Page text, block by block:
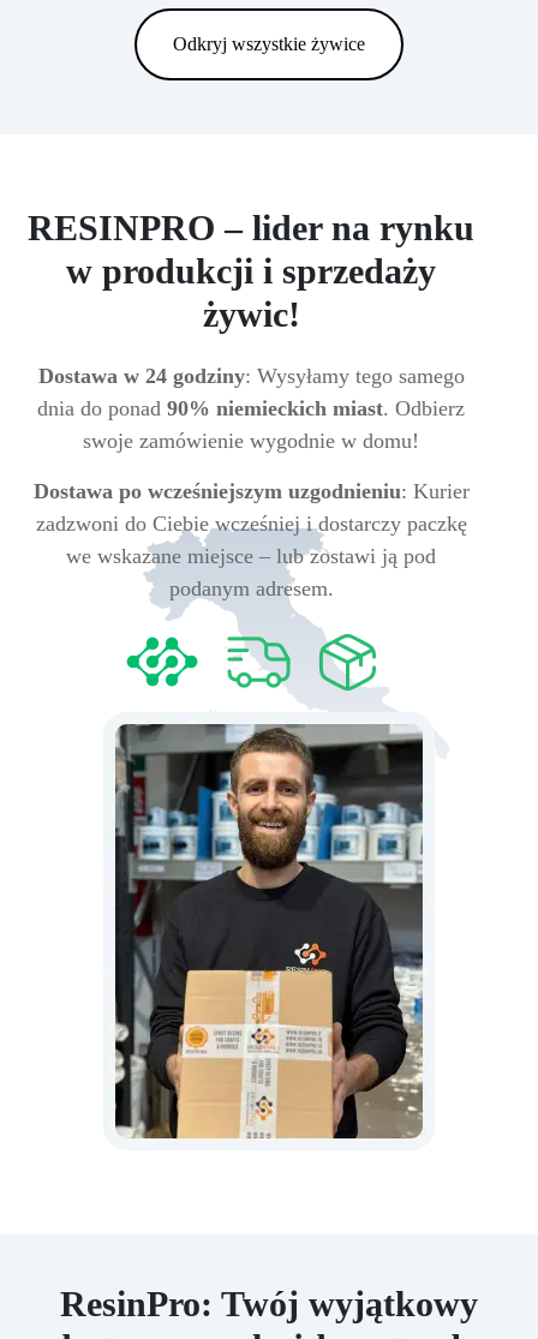
Odkryj wszystkie żywice
RESINPRO – lider na rynku
w produkcji i sprzedaży
żywic!
Dostawa w 24 godziny: Wysyłamy tego samego
dnia do ponad 90% niemieckich miast. Odbierz
swoje zamówienie wygodnie w domu!
Dostawa po wcześniejszym uzgodnieniu: Kurier
zadzwoni do Ciebie wcześniej i dostarczy paczkę
we wskazane miejsce – lub zostawi ją pod
podanym adresem.
ResinPro: Twój wyjątkowy